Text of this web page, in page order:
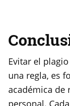
Evitar el
una regla, es
académica de
personal.